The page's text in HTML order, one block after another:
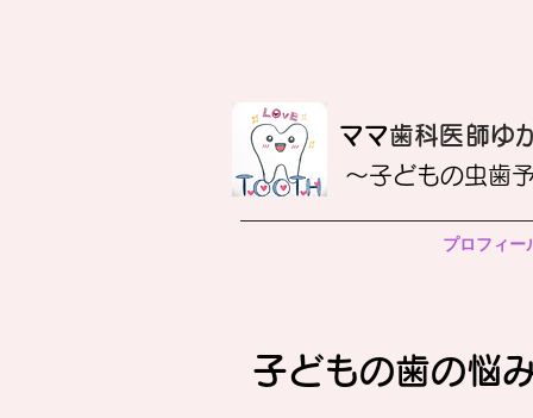
​ママ歯科医師ゆ
〜子どもの虫歯
プロフィー
子どもの歯の悩